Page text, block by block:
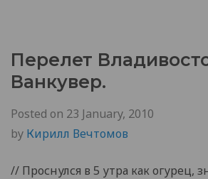
Перелет
Ванкувер.
Posted on 23 January, 2010
by Кирилл Вечтомов
// Проснулся в 5 утра как огурец,